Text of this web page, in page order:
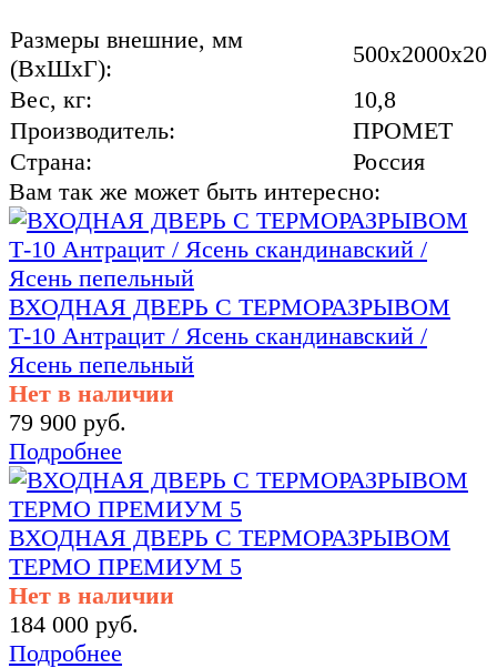
Размеры внешние, мм
(ВхШхГ):
500x2000x20
Вес, кг:
10,8
Производитель:
ПРОМЕТ
Страна:
Россия
Вам так же может быть интересно:
ВХОДНАЯ ДВЕРЬ С ТЕРМОРАЗРЫВОМ
Т-10 Антрацит / Ясень скандинавский /
Ясень пепельный
Нет в наличии
79 900 руб.
Подробнее
ВХОДНАЯ ДВЕРЬ С ТЕРМОРАЗРЫВОМ
ТЕРМО ПРЕМИУМ 5
Нет в наличии
184 000 руб.
Подробнее